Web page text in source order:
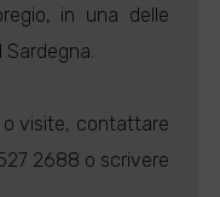
in una delle
o visite, contattare
2688 o scrivere